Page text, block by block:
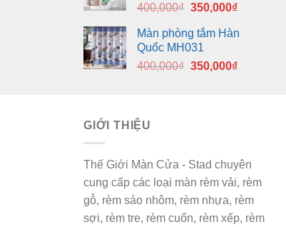
350,000₫.
400,000₫ Giá
là:
400,000₫.
350,000₫Giá
tại
350,000₫.
Màn phòng tắm Hàn
Quốc MH031
400,000₫ Giá
350,000₫Giá
GIỚI THIỆU
Thế Giới Màn Cửa - Stad chuyên
cung cấp các loại màn rèm vải, rèm
gỗ, rèm sáo nhôm, rèm nhựa, rèm
sợi, rèm tre, rèm cuốn, rèm xếp, rèm